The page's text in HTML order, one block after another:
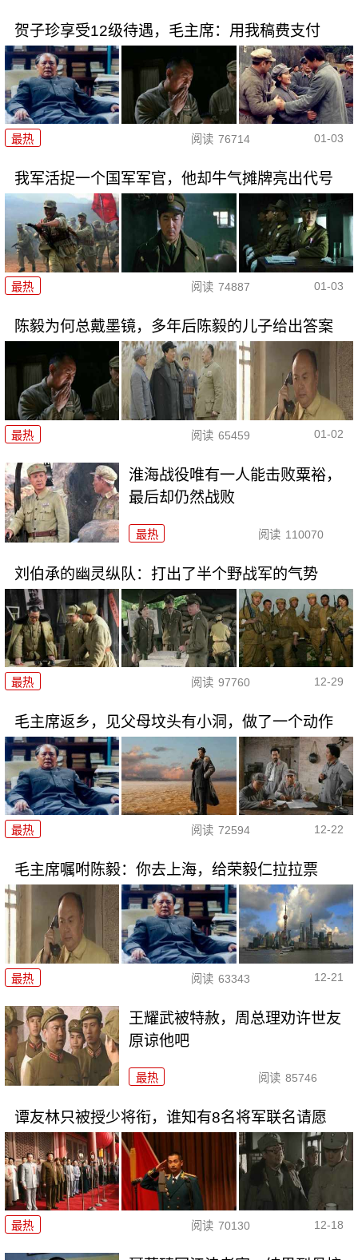
贺子珍享受12级待遇，毛主席：用我稿费支付
最热 阅读 76714 01-03
我军活捉一个国军军官，他却牛气摊牌亮出代号
最热 阅读 74887 01-03
陈毅为何总戴墨镜，多年后陈毅的儿子给出答案
最热 阅读 65459 01-02
淮海战役唯有一人能击败粟裕，
最后却仍然战败
最热 阅读 110070
刘伯承的幽灵纵队：打出了半个野战军的气势
最热 阅读 97760 12-29
毛主席返乡，见父母坟头有小洞，做了一个动作
最热 阅读 72594 12-22
毛主席嘱咐陈毅：你去上海，给荣毅仁拉拉票
最热 阅读 63343 12-21
王耀武被特赦，周总理劝许世友
原谅他吧
最热 阅读 85746
谭友林只被授少将衔，谁知有8名将军联名请愿
最热 阅读 70130 12-18